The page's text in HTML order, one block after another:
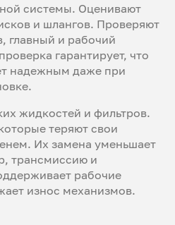
системы. Оценивают
и шлангов. Проверяют
главный и рабочий
гарантирует, что
надежным даже при
жидкостей и фильтров.
теряют свои
Их замена уменьшает
трансмиссию и
рабочие
износ механизмов.